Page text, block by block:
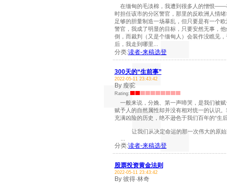
在缅甸的毛淡棉，我遭到很多人的憎恨——
时担任该市的分区警官，那里的反欧洲人情
足够的胆量制造一场暴乱，但只要是有一个
警官，我成了明显的目标，只要安然无事，
倒，而裁判（又是个缅甸人）会装作没瞧见
后，我走到哪里...
分类:读者-来稿选登
300天的“生前事”
2022-05-11 23:43:42
By 瘦驼
Rating:
一般来说，分娩、第一声啼哭，是我们被
赋予人的自然属性却并没有相对统一的认识
充满凶险的历史，绝不逊色于我们百年的“生
让我们从决定命运的那一次伟大的原始
分类:读者-来稿选登
股票投资黄金法则
2022-05-11 23:43:42
By 彼得·林奇